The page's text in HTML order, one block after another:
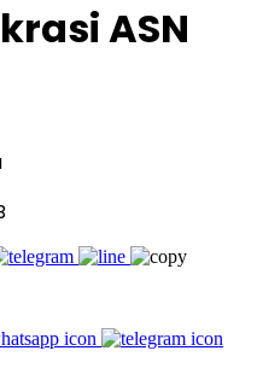
ASN